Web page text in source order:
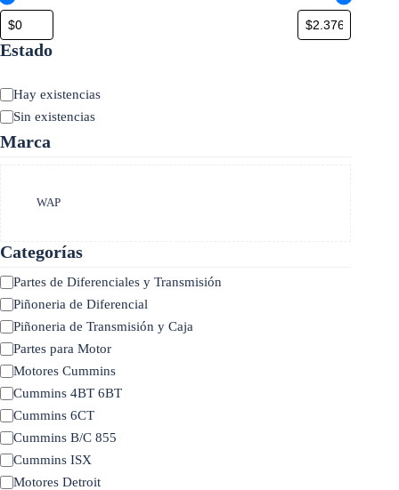
Estado
Estado
Hay existencias
Sin existencias
Marca
Marca
WAP
Categorías
Categoría
Partes de Diferenciales y Transmisión
Piñoneria de Diferencial
Piñoneria de Transmisión y Caja
Partes para Motor
Motores Cummins
Cummins 4BT 6BT
Cummins 6CT
Cummins B/C 855
Cummins ISX
Motores Detroit